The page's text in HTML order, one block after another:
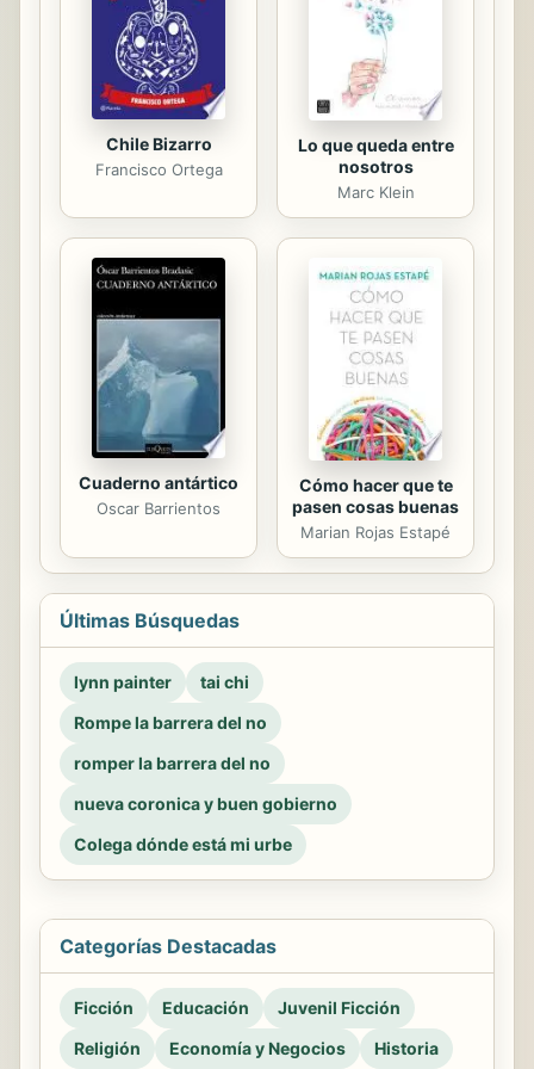
propiedades terribles, pero que,
sabiamente dirigido, puede ayudar a
curar el...
Chile Bizarro
Francisco Ortega
Lo que queda entre
nosotros
Marc Klein
Cuaderno antártico
Oscar Barrientos
Cómo hacer que te
pasen cosas buenas
Marian Rojas Estapé
Últimas Búsquedas
lynn painter
tai chi
Rompe la barrera del no
romper la barrera del no
nueva coronica y buen gobierno
Colega dónde está mi urbe
Categorías Destacadas
Ficción Educación
Juvenil Ficción
Religión
Economía y Negocios Historia